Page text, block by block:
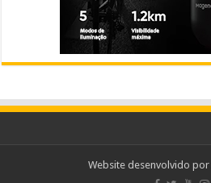
Website desenvolvido por